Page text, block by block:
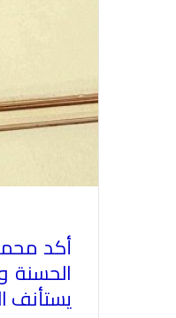
أكد
الحسنة
يستأنف